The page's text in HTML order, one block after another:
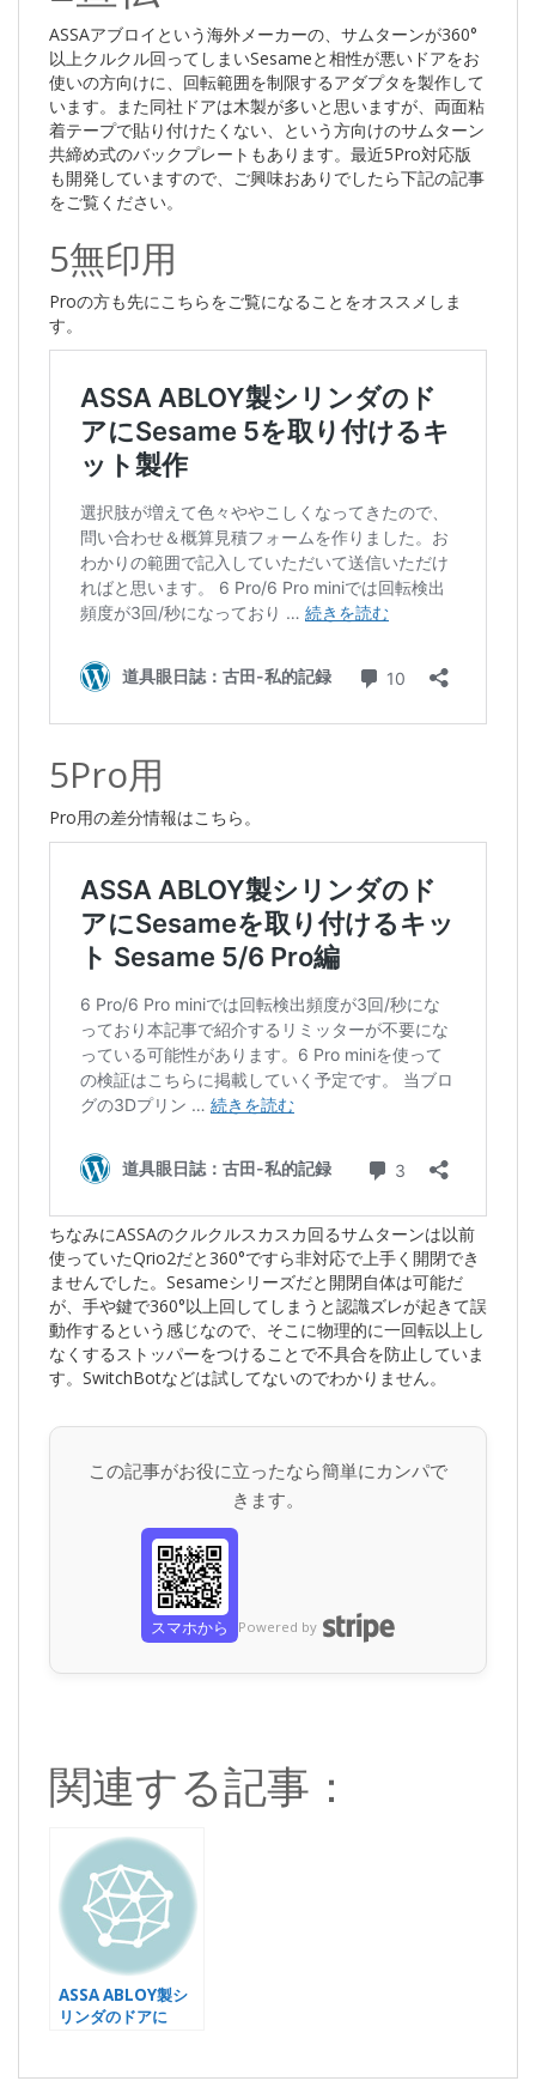
ASSAアブロイという海外メーカーの、サムターンが360°
以上クルクル回ってしまいSesameと相性が悪いドアをお
使いの方向けに、回転範囲を制限するアダプタを製作して
います。また同社ドアは木製が多いと思いますが、両面粘
着テープで貼り付けたくない、という方向けのサムターン
共締め式のバックプレートもあります。最近5Pro対応版
も開発していますので、ご興味おありでしたら下記の記事
をご覧ください。
5無印用
Proの方も先にこちらをご覧になることをオススメしま
す。
5Pro用
Pro用の差分情報はこちら。
ちなみにASSAのクルクルスカスカ回るサムターンは以前
使っていたQrio2だと360°ですら非対応で上手く開閉でき
ませんでした。Sesameシリーズだと開閉自体は可能だ
が、手や鍵で360°以上回してしまうと認識ズレが起きて誤
動作するという感じなので、そこに物理的に一回転以上し
なくするストッパーをつけることで不具合を防止していま
す。SwitchBotなどは試してないのでわかりません。
この記事がお役に立ったなら簡単にカンパで
きます。
スマホから Powered by
関連する記事：
ASSA ABLOY製シ
リンダのドアに